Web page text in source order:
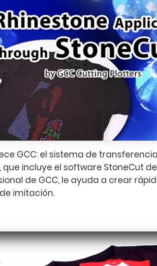
GCC: el sistema de
incluye el software StoneCut de
de GCC, le ayuda a crear
imitación.